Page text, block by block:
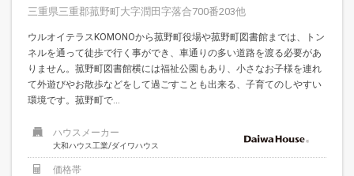
三重県三重郡菰野町大字潤田字落合700番203他
ウルオイテラスKOMONOから菰野町役場や菰野町図書館までは、トン
ネルを通って徒歩で行く事ができ、車通りの多い道路を渡る必要があ
りません。菰野町図書館横には福祉公園もあり、小さなお子様を連れ
て外遊びやお散歩などをして過ごすことも出来る、子育てのしやすい
環境です。菰野町で...
ハウスメーカー
大和ハウス工業/ダイワハウス
価格帯